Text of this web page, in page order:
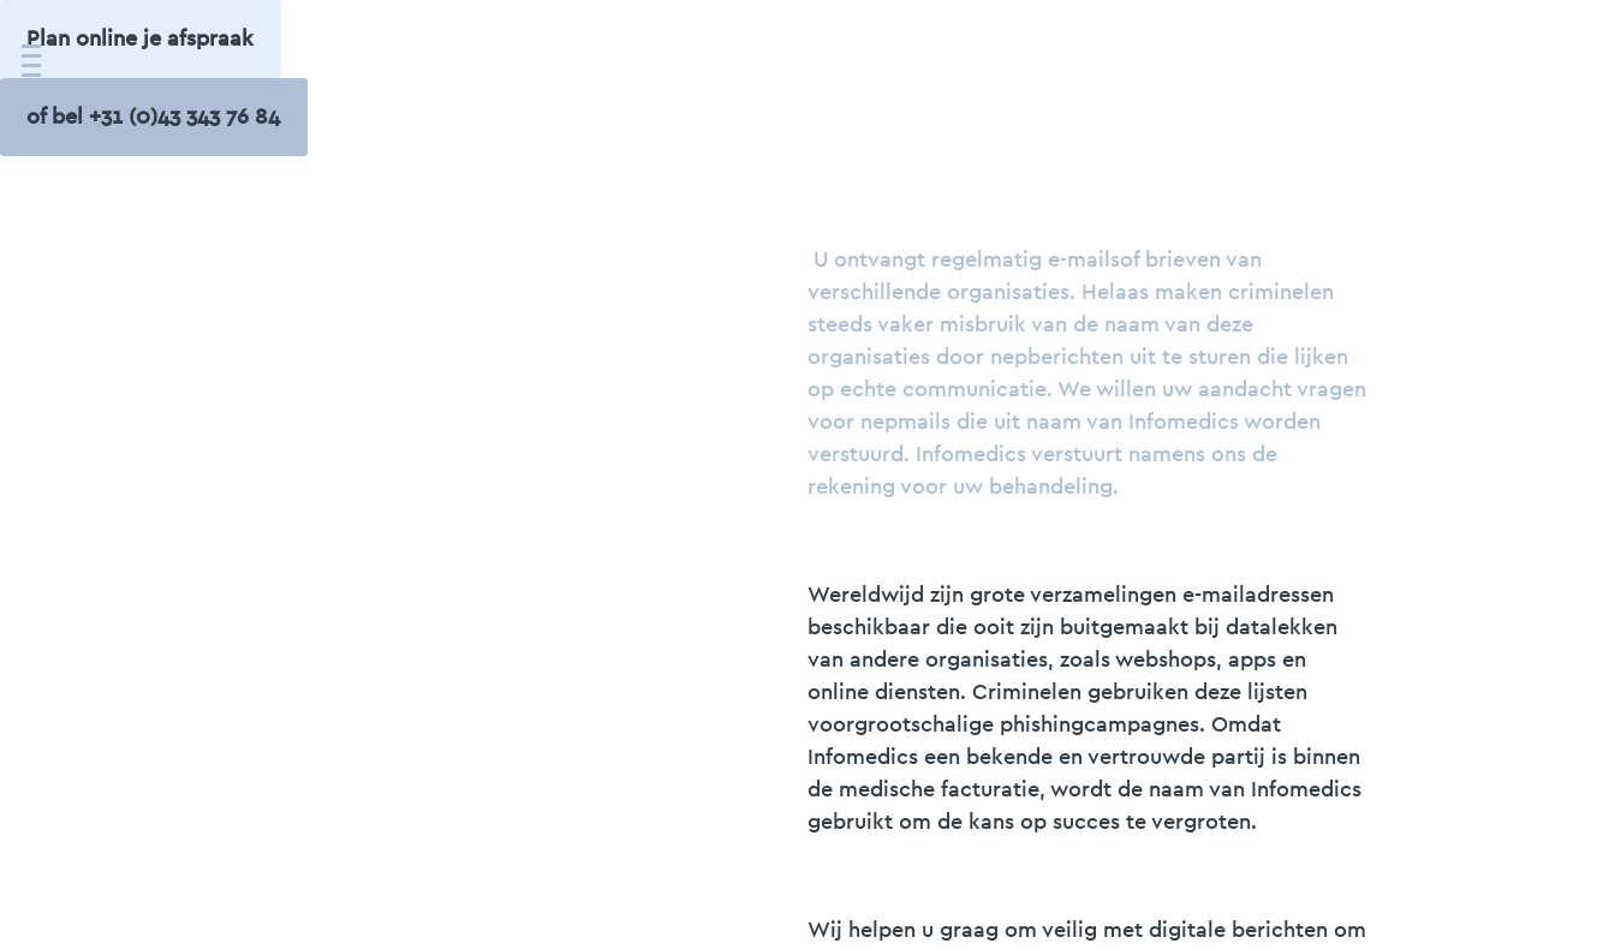
Plan online je afspraak
of bel +31 (0)43 343 76 84
U ontvangt regelmatig e-mailsof brieven van
verschillende organisaties. Helaas maken criminelen
steeds vaker misbruik van de naam van deze
organisaties door nepberichten uit te sturen die lijken
op echte communicatie. We willen uw aandacht vragen
voor nepmails die uit naam van Infomedics worden
verstuurd. Infomedics verstuurt namens ons de
rekening voor uw behandeling.
Wereldwijd zijn grote verzamelingen e-mailadressen
beschikbaar die ooit zijn buitgemaakt bij datalekken
van andere organisaties, zoals webshops, apps en
online diensten. Criminelen gebruiken deze lijsten
voorgrootschalige phishingcampagnes. Omdat
Infomedics een bekende en vertrouwde partij is binnen
de medische facturatie, wordt de naam van Infomedics
gebruikt om de kans op succes te vergroten.
Wij helpen u graag om veilig met digitale berichten om